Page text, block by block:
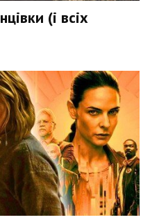
(і всіх